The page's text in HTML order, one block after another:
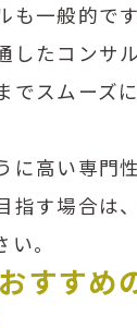
一般的です
したコンサ
でスムーズ
に高い専門
指す場合は
。
すすめ